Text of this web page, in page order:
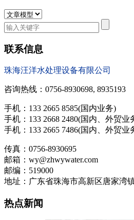
联系信息
珠海汪洋水处理设备有限公司
咨询热线：0756-8930698, 8935193
手机：133 2665 8585(国内业务)
手机：133 2668 2480(国内、外贸业
手机：133 2665 7486(国内、外贸业
传真：0756-8930695
邮箱：wy@zhwywater.com
邮编：519000
地址：广东省珠海市高新区唐家湾
热点新闻